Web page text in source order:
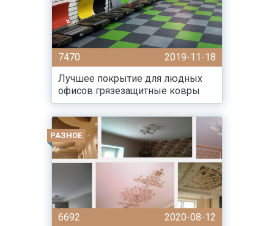
7470
2019-11-18
Лучшее покрытие для людных
офисов грязезащитные ковры
РАЗНОЕ
6692
2020-08-12